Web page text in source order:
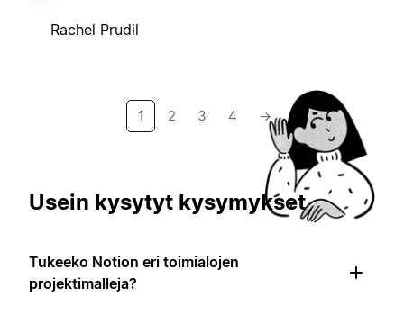
Rachel Prudil
1 2 3 4 →
Usein kysytyt kysymykset
Tukeeko Notion eri toimialojen
projektimalleja?